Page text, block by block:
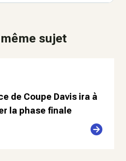
sujet
de Coupe Davis ira à
la phase finale